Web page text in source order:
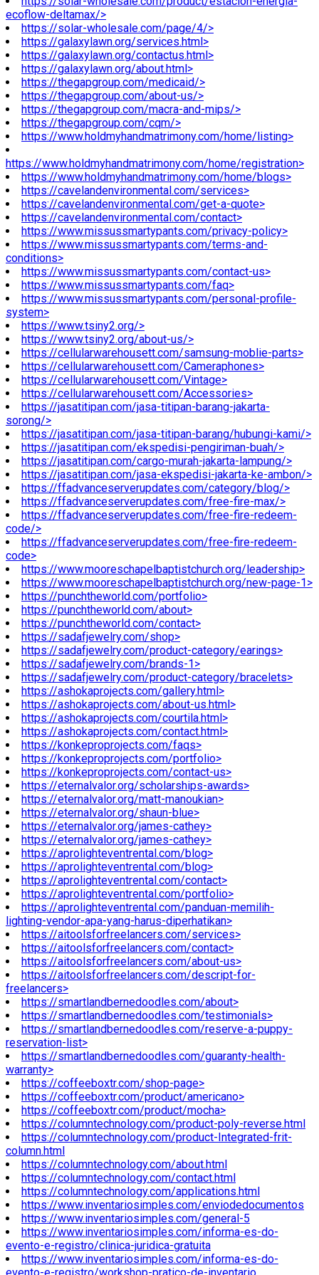
ecoflow-deltamax/>
https://solar-wholesale.com/page/4/>
https://galaxylawn.org/services.html>
https://galaxylawn.org/contactus.html>
https://galaxylawn.org/about.html>
https://thegapgroup.com/medicaid/>
https://thegapgroup.com/about-us/>
https://thegapgroup.com/macra-and-mips/>
https://thegapgroup.com/cqm/>
https://www.holdmyhandmatrimony.com/home/listing>
https://www.holdmyhandmatrimony.com/home/registration>
https://www.holdmyhandmatrimony.com/home/blogs>
https://cavelandenvironmental.com/services>
https://cavelandenvironmental.com/get-a-quote>
https://cavelandenvironmental.com/contact>
https://www.missussmartypants.com/privacy-policy>
https://www.missussmartypants.com/terms-and-
conditions>
https://www.missussmartypants.com/contact-us>
https://www.missussmartypants.com/faq>
https://www.missussmartypants.com/personal-profile-
system>
https://www.tsiny2.org/>
https://www.tsiny2.org/about-us/>
https://cellularwarehousett.com/samsung-moblie-parts>
https://cellularwarehousett.com/Cameraphones>
https://cellularwarehousett.com/Vintage>
https://cellularwarehousett.com/Accessories>
https://jasatitipan.com/jasa-titipan-barang-jakarta-
sorong/>
https://jasatitipan.com/jasa-titipan-barang/hubungi-kami/>
https://jasatitipan.com/ekspedisi-pengiriman-buah/>
https://jasatitipan.com/cargo-murah-jakarta-lampung/>
https://jasatitipan.com/jasa-ekspedisi-jakarta-ke-ambon/>
https://ffadvanceserverupdates.com/category/blog/>
https://ffadvanceserverupdates.com/free-fire-max/>
https://ffadvanceserverupdates.com/free-fire-redeem-
code/>
https://ffadvanceserverupdates.com/free-fire-redeem-
code>
https://www.mooreschapelbaptistchurch.org/leadership>
https://www.mooreschapelbaptistchurch.org/new-page-1>
https://punchtheworld.com/portfolio>
https://punchtheworld.com/about>
https://punchtheworld.com/contact>
https://sadafjewelry.com/shop>
https://sadafjewelry.com/product-category/earings>
https://sadafjewelry.com/brands-1>
https://sadafjewelry.com/product-category/bracelets>
https://ashokaprojects.com/gallery.html>
https://ashokaprojects.com/about-us.html>
https://ashokaprojects.com/courtila.html>
https://ashokaprojects.com/contact.html>
https://konkeproprojects.com/faqs>
https://konkeproprojects.com/portfolio>
https://konkeproprojects.com/contact-us>
https://eternalvalor.org/scholarships-awards>
https://eternalvalor.org/matt-manoukian>
https://eternalvalor.org/shaun-blue>
https://eternalvalor.org/james-cathey>
https://eternalvalor.org/james-cathey>
https://aprolighteventrental.com/blog>
https://aprolighteventrental.com/blog>
https://aprolighteventrental.com/contact>
https://aprolighteventrental.com/portfolio>
https://aprolighteventrental.com/panduan-memilih-
lighting-vendor-apa-yang-harus-diperhatikan>
https://aitoolsforfreelancers.com/services>
https://aitoolsforfreelancers.com/contact>
https://aitoolsforfreelancers.com/about-us>
https://aitoolsforfreelancers.com/descript-for-
freelancers>
https://smartlandbernedoodles.com/about>
https://smartlandbernedoodles.com/testimonials>
https://smartlandbernedoodles.com/reserve-a-puppy-
reservation-list>
https://smartlandbernedoodles.com/guaranty-health-
warranty>
https://coffeeboxtr.com/shop-page>
https://coffeeboxtr.com/product/americano>
https://coffeeboxtr.com/product/mocha>
https://columntechnology.com/product-poly-reverse.html
https://columntechnology.com/product-Integrated-frit-
column.html
https://columntechnology.com/about.html
https://columntechnology.com/contact.html
https://columntechnology.com/applications.html
https://www.inventariosimples.com/enviodedocumentos
https://www.inventariosimples.com/general-5
https://www.inventariosimples.com/informa-es-do-
evento-e-registro/clinica-juridica-gratuita
https://www.inventariosimples.com/informa-es-do-